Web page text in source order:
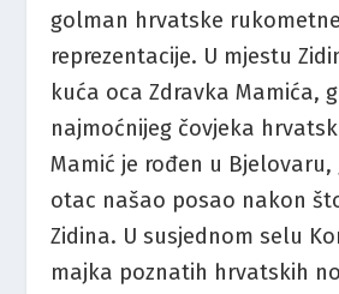
golman hrvatske rukometne
reprezentacije. U mjestu
kuća oca Zdravka Mamića,
najmoćnijeg čovjeka
Mamić je rođen u Bjelovaru,
otac našao posao nakon
Zidina. U susjednom selu
majka poznatih hrvatskih